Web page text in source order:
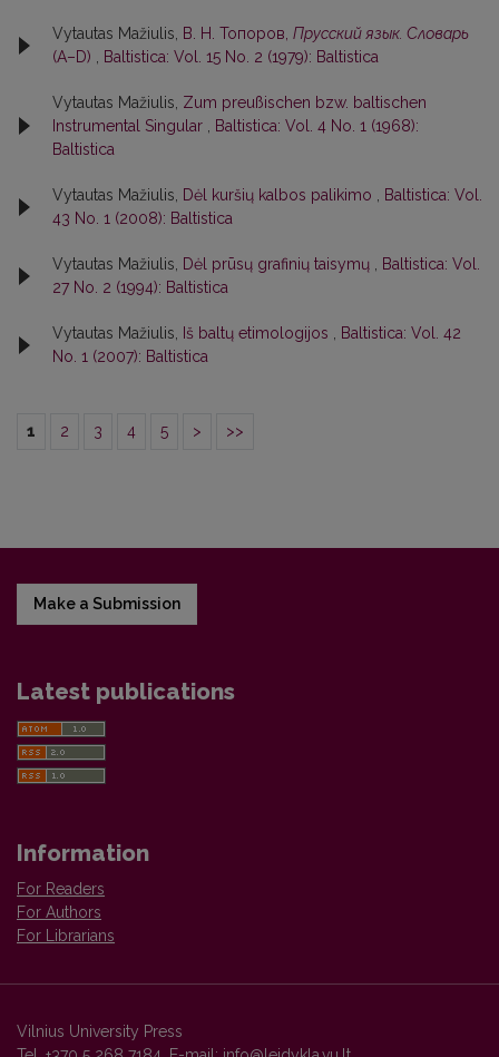
Vytautas Mažiulis, В. Н. Топоров, Прусский язык. Словарь
(А–D)
Baltistica: Vol. 15 No. 2 (1979): Baltistica
Vytautas Mažiulis, Zum preußischen bzw. baltischen
Instrumental Singular
Baltistica: Vol. 4 No. 1 (1968):
Baltistica
Vytautas Mažiulis, Dėl kuršių kalbos palikimo
Baltistica: Vol.
43 No. 1 (2008): Baltistica
Vytautas Mažiulis, Dėl prūsų grafinių taisymų
Baltistica: Vol.
27 No. 2 (1994): Baltistica
Vytautas Mažiulis, Iš baltų etimologijos
Baltistica: Vol. 42
No. 1 (2007): Baltistica
1 2 3 4 5 > >>
Make a Submission
Latest publications
Information
For Readers
For Authors
For Librarians
Vilnius University Press